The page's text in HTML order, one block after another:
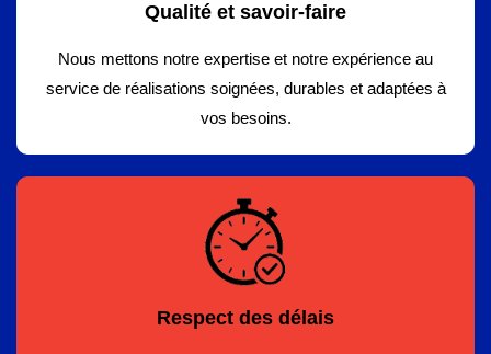
Qualité et savoir-faire
Nous mettons notre expertise et notre expérience au
service de réalisations soignées, durables et adaptées à
vos besoins.
Respect des délais